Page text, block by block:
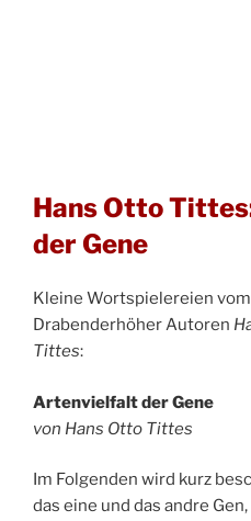
Hans Otto
der Gene
Kleine Wortspielereien vom
Drabenderhöher Autoren
Tittes:
Artenvielfalt der Gene
von Hans Otto Tittes
Im Folgenden wird kurz
das eine und das andre Gen,